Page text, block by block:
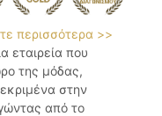
περισσότερα >>
εταιρεία που
της μόδας,
στην
από το